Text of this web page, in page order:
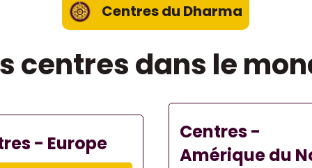
Centres du Dharma
centres dans le
- Europe
Centres -
Amérique du